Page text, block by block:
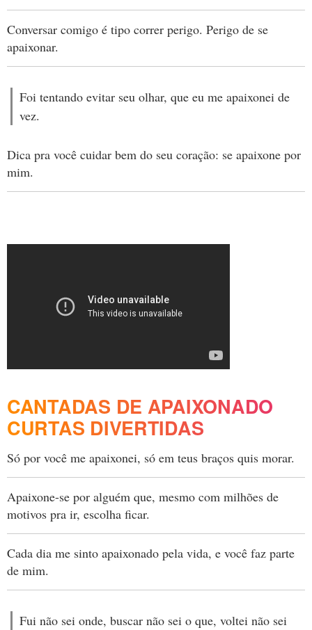
Conversar comigo é tipo correr perigo. Perigo de se
apaixonar.
Foi tentando evitar seu olhar, que eu me apaixonei de
vez.
Dica pra você cuidar bem do seu coração: se apaixone por
mim.
CANTADAS DE APAIXONADO
CURTAS DIVERTIDAS
Só por você me apaixonei, só em teus braços quis morar.
Apaixone-se por alguém que, mesmo com milhões de
motivos pra ir, escolha ficar.
Cada dia me sinto apaixonado pela vida, e você faz parte
de mim.
Fui não sei onde, buscar não sei o que, voltei não sei